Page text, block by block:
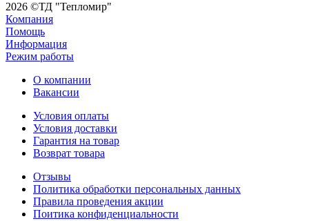
2026 ©ТД "Тепломир"
Компания
Помощь
Информация
Режим работы
О компании
Вакансии
Условия оплаты
Условия доставки
Гарантия на товар
Возврат товара
Отзывы
Политика обработки персональных данных
Правила проведения акции
Поитика конфиденциальности